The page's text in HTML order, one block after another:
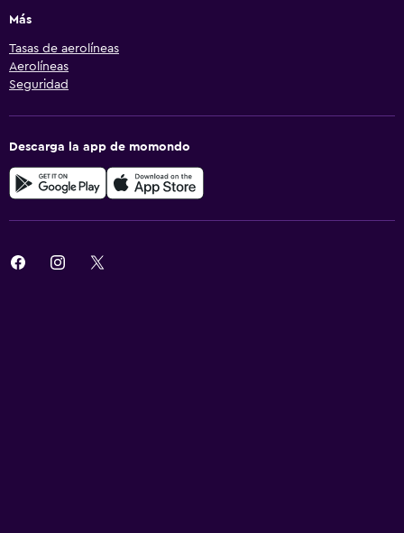
Más
Tasas de aerolíneas
Aerolíneas
Seguridad
Descarga la app de momondo